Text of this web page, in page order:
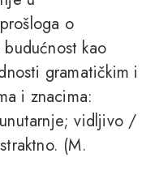
o
kao
gramatičkim i
i znacima:
vidljivo /
(M.